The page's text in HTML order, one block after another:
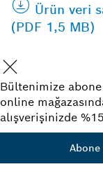
Ürün veri
(PDF 1,5 MB)
Bültenimize
online
alışverişinizde